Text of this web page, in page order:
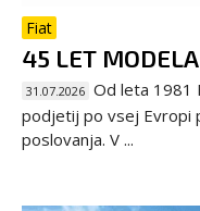
Fiat
45 LET
31.07.2026 Od leta 1981
podjetij po vsej Evropi
poslovanja. V ...